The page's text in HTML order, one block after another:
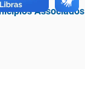
Associados